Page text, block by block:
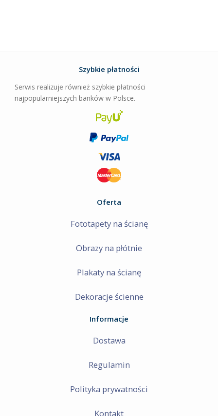
Szybkie płatności
Serwis realizuje również szybkie płatności
najpopularniejszych banków w Polsce.
Oferta
Fototapety na ścianę
Obrazy na płótnie
Plakaty na ścianę
Dekoracje ścienne
Informacje
Dostawa
Regulamin
Polityka prywatności
Kontakt